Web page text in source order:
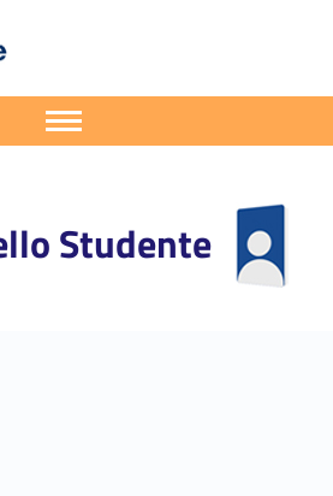
Studente
Apri il menu secondario